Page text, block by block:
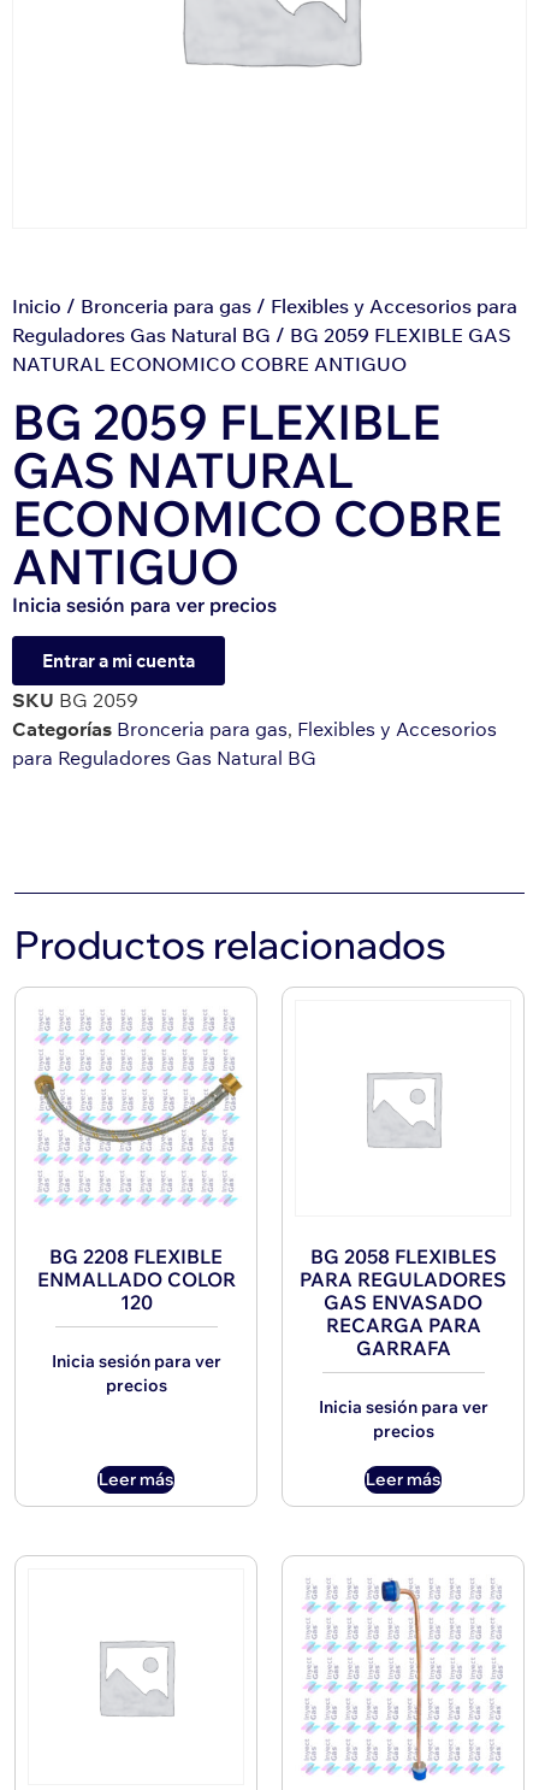
Inicio / Bronceria para gas / Flexibles y Accesorios para
Reguladores Gas Natural BG / BG 2059 FLEXIBLE GAS
NATURAL ECONOMICO COBRE ANTIGUO
BG 2059 FLEXIBLE
GAS NATURAL
ECONOMICO COBRE
ANTIGUO
Inicia sesión para ver precios
Entrar a mi cuenta
SKU BG 2059
Categorías Bronceria para gas, Flexibles y Accesorios
para Reguladores Gas Natural BG
Productos relacionados
BG 2208 FLEXIBLE
ENMALLADO COLOR
120
Inicia sesión para ver
precios
Leer más
BG 2058 FLEXIBLES
PARA REGULADORES
GAS ENVASADO
RECARGA PARA
GARRAFA
Inicia sesión para ver
precios
Leer más